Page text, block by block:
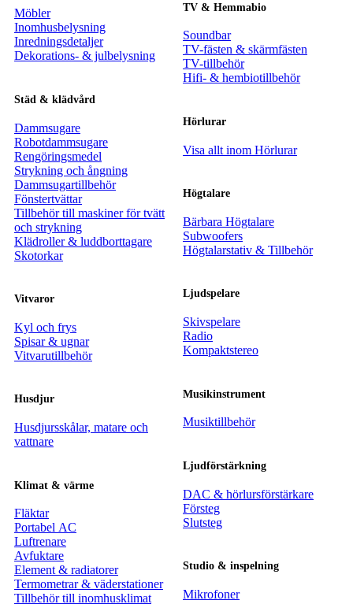
Möbler
Inomhusbelysning
Inredningsdetaljer
Dekorations- & julbelysning
Städ & klädvård
Dammsugare
Robotdammsugare
Rengöringsmedel
Strykning och ångning
Dammsugartillbehör
Fönstertvättar
Tillbehör till maskiner för tvätt
och strykning
Klädroller & luddborttagare
Skotorkar
Vitvaror
Kyl och frys
Spisar & ugnar
Vitvarutillbehör
Husdjur
Husdjursskålar, matare och
vattnare
Klimat & värme
Fläktar
Portabel AC
Luftrenare
Avfuktare
Element & radiatorer
Termometrar & väderstationer
Tillbehör till inomhusklimat
TV & Hemmabio
Soundbar
TV-fästen & skärmfästen
TV-tillbehör
Hifi- & hembiotillbehör
Hörlurar
Visa allt inom Hörlurar
Högtalare
Bärbara Högtalare
Subwoofers
Högtalarstativ & Tillbehör
Ljudspelare
Skivspelare
Radio
Kompaktstereo
Musikinstrument
Musiktillbehör
Ljudförstärkning
DAC & hörlursförstärkare
Försteg
Slutsteg
Studio & inspelning
Mikrofoner